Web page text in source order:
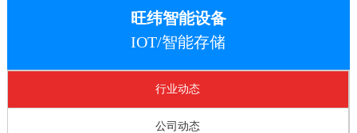
旺纬智能设备
IOT/智能存储
行业动态
公司动态